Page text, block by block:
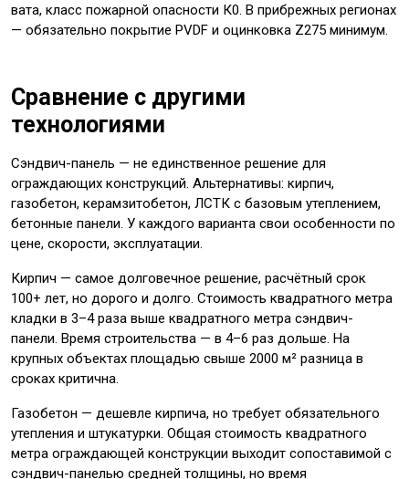
вата, класс пожарной опасности К0. В прибрежных регионах
— обязательно покрытие PVDF и оцинковка Z275 минимум.
Сравнение с другими
технологиями
Сэндвич-панель — не единственное решение для
ограждающих конструкций. Альтернативы: кирпич,
газобетон, керамзитобетон, ЛСТК с базовым утеплением,
бетонные панели. У каждого варианта свои особенности по
цене, скорости, эксплуатации.
Кирпич — самое долговечное решение, расчётный срок
100+ лет, но дорого и долго. Стоимость квадратного метра
кладки в 3–4 раза выше квадратного метра сэндвич-
панели. Время строительства — в 4–6 раз дольше. На
крупных объектах площадью свыше 2000 м² разница в
сроках критична.
Газобетон — дешевле кирпича, но требует обязательного
утепления и штукатурки. Общая стоимость квадратного
метра ограждающей конструкции выходит сопоставимой с
сэндвич-панелью средней толщины, но время